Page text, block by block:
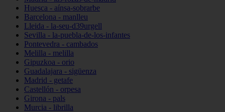
Huesca - aínsa-sobrarbe
Barcelona - manlleu
Lleida - la-seu-d39urgell
Sevilla - la-puebla-de-los-infantes
Pontevedra - cambados
Melilla - melilla
Gipuzkoa - orio
Guadalajara - sigüenza
Madrid - getafe
Castellón - orpesa
Girona - pals
Murcia - librilla